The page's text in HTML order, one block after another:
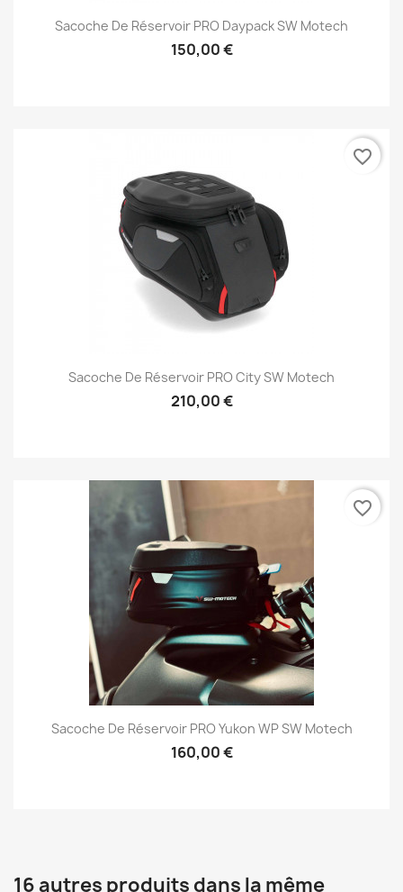
Sacoche De Réservoir PRO Daypack SW Motech
150,00 €
Sacoche De Réservoir PRO City SW Motech
210,00 €
favorite_border
Sacoche De Réservoir PRO Yukon WP SW Motech
160,00 €
favorite_border
16 autres produits dans la même